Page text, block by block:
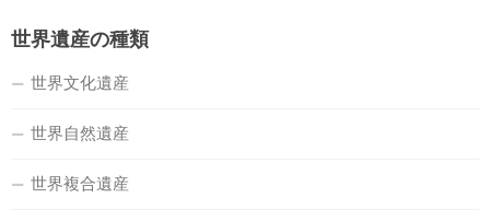
世界遺産の種類
世界文化遺産
世界自然遺産
世界複合遺産